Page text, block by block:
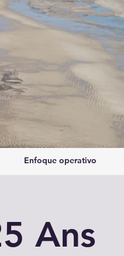
Enfoque operativo
Ans